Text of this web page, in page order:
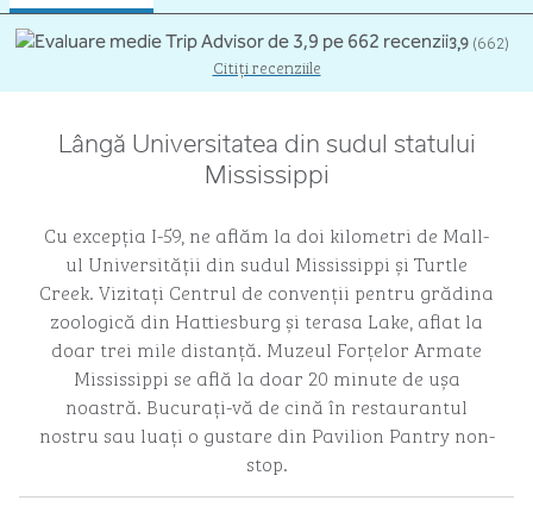
3,9 (662)
Citiți recenziile
Lângă Universitatea din sudul statului
Mississippi
Cu excepția I-59, ne aflăm la doi kilometri de Mall-
ul Universității din sudul Mississippi și Turtle
Creek. Vizitați Centrul de convenții pentru grădina
zoologică din Hattiesburg și terasa Lake, aflat la
doar trei mile distanță. Muzeul Forțelor Armate
Mississippi se află la doar 20 minute de ușa
noastră. Bucurați-vă de cină în restaurantul
nostru sau luați o gustare din Pavilion Pantry non-
stop.